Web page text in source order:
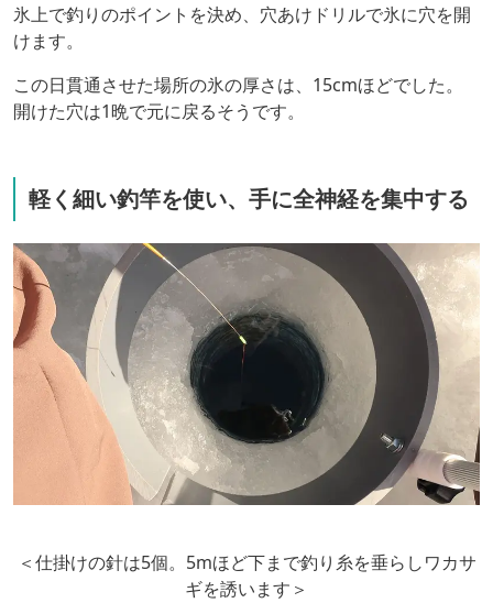
氷上で釣りのポイントを決め、穴あけドリルで氷に穴を開
けます。
この日貫通させた場所の氷の厚さは、15cmほどでした。
開けた穴は1晩で元に戻るそうです。
軽く細い釣竿を使い、手に全神経を集中する
＜仕掛けの針は5個。5mほど下まで釣り糸を垂らしワカサ
ギを誘います＞